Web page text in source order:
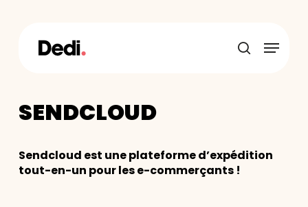
recherche
Menu
SENDCLOUD
Sendcloud est une plateforme d’expédition
tout-en-un pour les e-commerçants !